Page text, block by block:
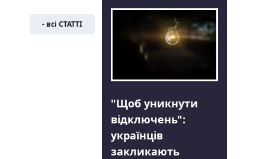
- всі СТАТТІ
"Щоб уникнути
відключень":
українців
закликають